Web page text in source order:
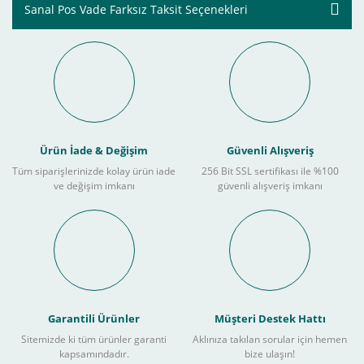
Sanal Pos Vade Farksız Taksit Seçenekleri
Ürün İade & Değişim
Tüm siparişlerinizde kolay ürün iade
ve değişim imkanı
Güvenli Alışveriş
256 Bit SSL sertifikası ile %100
güvenli alışveriş imkanı
Garantili Ürünler
Sitemizde ki tüm ürünler garanti
kapsamındadır.
Müşteri Destek Hattı
Aklınıza takılan sorular için hemen
bize ulaşın!